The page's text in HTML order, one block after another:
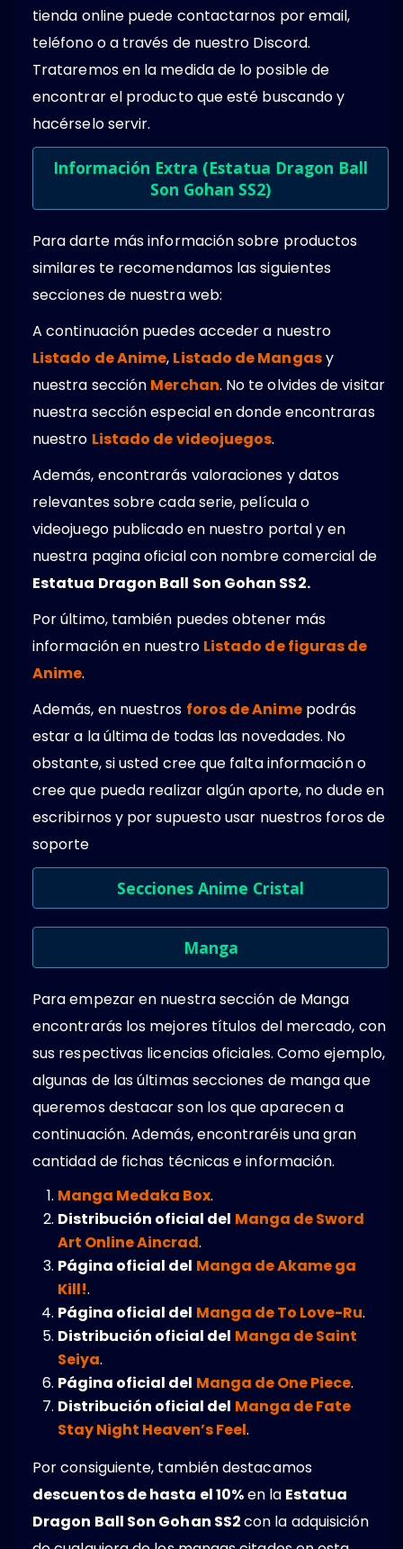
tienda online puede contactarnos por email,
teléfono o a través de nuestro Discord.
Trataremos en la medida de lo posible de
encontrar el producto que esté buscando y
hacérselo servir.
Información Extra (Estatua Dragon Ball
Son Gohan SS2)
Para darte más información sobre productos
similares te recomendamos las siguientes
secciones de nuestra web:
A continuación puedes acceder a nuestro
Listado de Anime, Listado de Mangasy
nuestra sección Merchan. No te olvides de visitar
nuestra sección especial en donde encontraras
nuestro Listado de videojuegos.
Además, encontrarás valoraciones y datos
relevantes sobre cada serie, película o
videojuego publicado en nuestro portal y en
nuestra pagina oficial con nombre comercial de
Estatua Dragon Ball Son Gohan SS2.
Por último, también puedes obtener más
información en nuestro Listado de figuras de
Anime.
Además, en nuestros foros de Animepodrás
estar a la última de todas las novedades. No
obstante, si usted cree que falta información o
cree que pueda realizar algún aporte, no dude en
escribirnos y por supuesto usar nuestros foros de
soporte
Secciones Anime Cristal
Manga
Para empezar en nuestra sección de Manga
encontrarás los mejores títulos del mercado, con
sus respectivas licencias oficiales. Como ejemplo,
algunas de las últimas secciones de manga que
queremos destacar son los que aparecen a
continuación. Además, encontraréis una gran
cantidad de fichas técnicas e información.
Manga Medaka Box.
Distribución oficial del Manga de Sword
Art Online Aincrad.
Página oficial del Manga de Akame ga
Kill!.
Página oficial del Manga de To Love-Ru.
Distribución oficial del Manga de Saint
Seiya.
Página oficial del Manga de One Piece.
Distribución oficial del Manga de Fate
Stay Night Heaven’s Feel.
Por consiguiente, también destacamos
descuentos de hasta el 10%en la Estatua
Dragon Ball Son Gohan SS2con la adquisición